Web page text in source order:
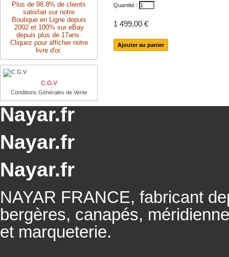
Plus de 98.8% de clients
satisfait sur notre
Boutique en Ligne depuis
2002 et 100% sur eBay
depuis plus de 17ans.
Cliquez pour afficher notre
livre d'or.
C.G.V
Conditions Générales de Vente
Quantité :
1 499,00 €
Nayar.fr
Nayar.fr
Nayar.fr
NAYAR FRANCE, fabricant
bergères, canapés,
et marqueterie.